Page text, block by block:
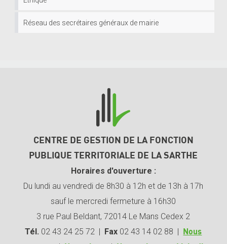
Réseau des secrétaires généraux de mairie
CENTRE DE GESTION DE LA FONCTION
PUBLIQUE TERRITORIALE DE LA SARTHE
Horaires d'ouverture :
Du lundi au vendredi de 8h30 à 12h et de 13h à 17h
sauf le mercredi fermeture à 16h30
3 rue Paul Beldant, 72014 Le Mans Cedex 2
Tél. 02 43 24 25 72 | Fax 02 43 14 02 88 |
Nous